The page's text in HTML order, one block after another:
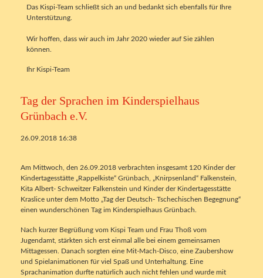
Das Kispi-Team schließt sich an und bedankt sich ebenfalls für Ihre
Unterstützung.
Wir hoffen, dass wir auch im Jahr 2020 wieder auf Sie zählen
können.
Ihr Kispi-Team
Tag der Sprachen im Kinderspielhaus
Grünbach e.V.
26.09.2018 16:38
Am Mittwoch, den 26.09.2018 verbrachten insgesamt 120 Kinder der
Kindertagesstätte „Rappelkiste“ Grünbach, „Knirpsenland“ Falkenstein,
Kita Albert- Schweitzer Falkenstein und Kinder der Kindertagesstätte
Kraslice unter dem Motto „Tag der Deutsch- Tschechischen Begegnung“
einen wunderschönen Tag im Kinderspielhaus Grünbach.
Nach kurzer Begrüßung vom Kispi Team und Frau Thoß vom
Jugendamt, stärkten sich erst einmal alle bei einem gemeinsamen
Mittagessen. Danach sorgten eine Mit-Mach-Disco, eine Zaubershow
und Spielanimationen für viel Spaß und Unterhaltung. Eine
Sprachanimation durfte natürlich auch nicht fehlen und wurde mit